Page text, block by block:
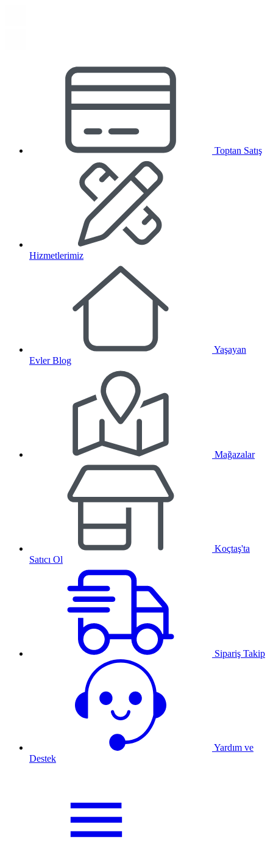
Toptan Satış
Hizmetlerimiz
Yaşayan
Evler Blog
Mağazalar
Koçtaş'ta
Satıcı Ol
Sipariş Takip
Yardım ve
Destek